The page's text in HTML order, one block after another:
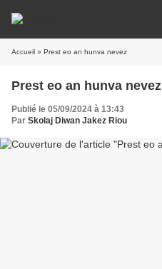
Accueil » Prest eo an hunva nevez
Prest eo an hunva nevez
Publié le 05/09/2024 à 13:43
Par Skolaj Diwan Jakez Riou